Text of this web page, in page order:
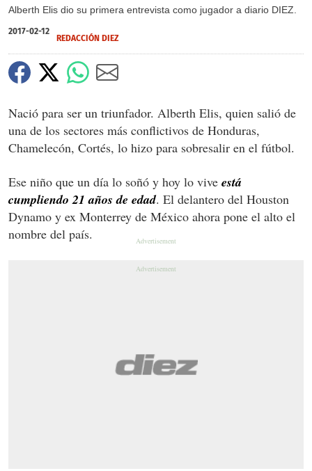
Alberth Elis dio su primera entrevista como jugador a diario DIEZ.
2017-02-12
REDACCIÓN DIEZ
Nació para ser un triunfador. Alberth Elis, quien salió de
una de los sectores más conflictivos de Honduras,
Chamelecón, Cortés, lo hizo para sobresalir en el fútbol.
Ese niño que un día lo soñó y hoy lo vive está
cumpliendo 21 años de edad. El delantero del Houston
Dynamo y ex Monterrey de México ahora pone el alto el
nombre del país.